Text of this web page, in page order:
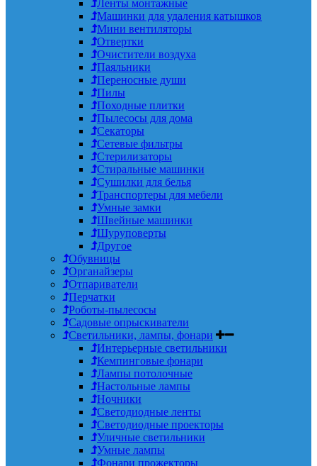
Ленты монтажные
Машинки для удаления катышков
Мини вентиляторы
Отвертки
Очистители воздуха
Паяльники
Переносные души
Пилы
Походные плитки
Пылесосы для дома
Секаторы
Сетевые фильтры
Стерилизаторы
Стиральные машинки
Сушилки для белья
Транспортеры для мебели
Умные замки
Швейные машинки
Шуруповерты
Другое
Обувницы
Органайзеры
Отпариватели
Перчатки
Роботы-пылесосы
Садовые опрыскиватели
Светильники, лампы, фонари
Интерьерные светильники
Кемпинговые фонари
Лампы потолочные
Настольные лампы
Ночники
Светодиодные ленты
Светодиодные проекторы
Уличные светильники
Умные лампы
Фонари прожекторы